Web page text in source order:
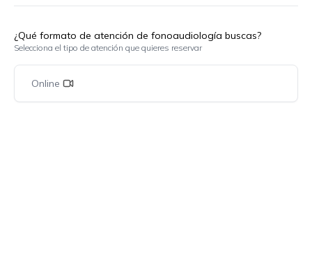
¿Qué formato de atención de fonoaudiología buscas?
Selecciona el tipo de atención que quieres reservar
Online